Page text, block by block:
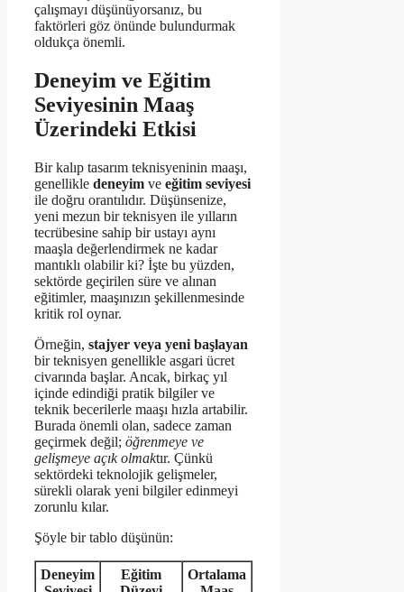
çalışmayı düşünüyorsanız, bu
faktörleri göz önünde bulundurmak
oldukça önemli.
Deneyim ve Eğitim
Seviyesinin Maaş
Üzerindeki Etkisi
Bir kalıp tasarım teknisyeninin maaşı,
genellikle deneyim ve eğitim seviyesi
ile doğru orantılıdır. Düşünsenize,
yeni mezun bir teknisyen ile yılların
tecrübesine sahip bir ustayı aynı
maaşla değerlendirmek ne kadar
mantıklı olabilir ki? İşte bu yüzden,
sektörde geçirilen süre ve alınan
eğitimler, maaşınızın şekillenmesinde
kritik rol oynar.
Örneğin, stajyer veya yeni başlayan
bir teknisyen genellikle asgari ücret
civarında başlar. Ancak, birkaç yıl
içinde edindiği pratik bilgiler ve
teknik becerilerle maaşı hızla artabilir.
Burada önemli olan, sadece zaman
geçirmek değil; öğrenmeye ve
gelişmeye açık olmaktır. Çünkü
sektördeki teknolojik gelişmeler,
sürekli olarak yeni bilgiler edinmeyi
zorunlu kılar.
Şöyle bir tablo düşünün:
Deneyim
Eğitim
Ortalama